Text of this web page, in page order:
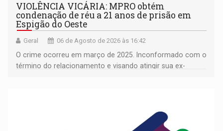
VIOLÊNCIA VICÁRIA: MPRO obtém
condenação de réu a 21 anos de prisão em
Espigão do Oeste
Geral 06 de Agosto de 2026 às 16:42
O crime ocorreu em março de 2025. Inconformado com o
término do relacionamento e visando atingir sua ex-